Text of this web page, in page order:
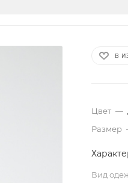
В
Цвет —
Размер
Вид